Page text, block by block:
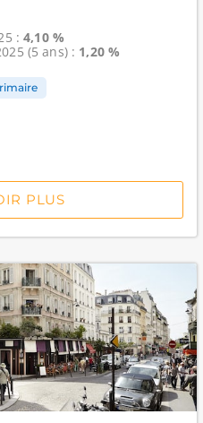
:4,10 %
(5 ans) : 1,20 %
PLUS